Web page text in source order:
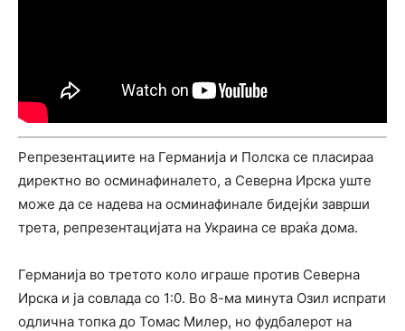
Репрезентациите на Германија и Полска се пласираа
директно во осминафиналето, а Северна Ирска уште
може да се надева на осминафинале бидејќи заврши
трета, репрезентацијата на Украина се враќа дома.
Германија во третото коло играше против Северна
Ирска и ја совлада со 1:0. Во 8-ма минута Озил испрати
одлична топка до Томас Милер, но фудбалерот на